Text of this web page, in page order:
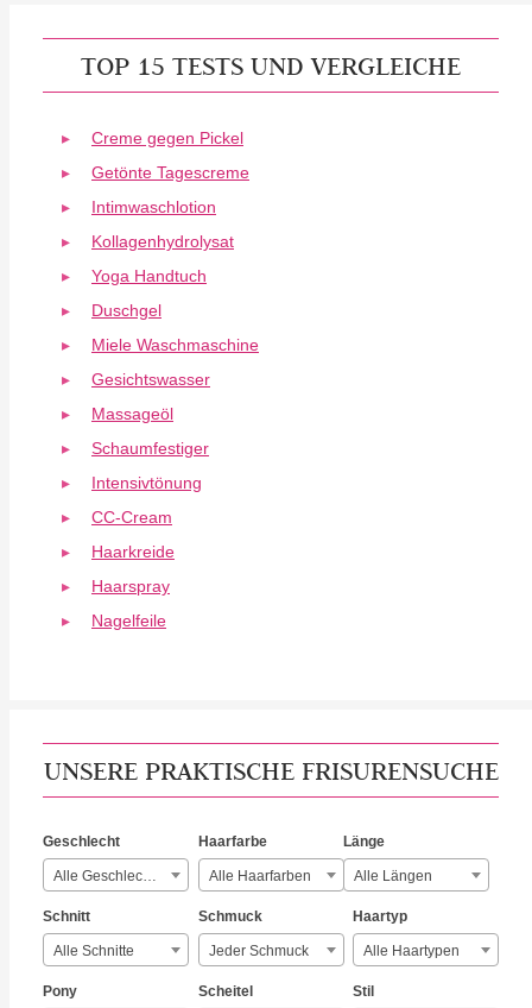
TOP 15 TESTS UND VERGLEICHE
Creme gegen Pickel
Getönte Tagescreme
Intimwaschlotion
Kollagenhydrolysat
Yoga Handtuch
Duschgel
Miele Waschmaschine
Gesichtswasser
Massageöl
Schaumfestiger
Intensivtönung
CC-Cream
Haarkreide
Haarspray
Nagelfeile
UNSERE PRAKTISCHE FRISURENSUCHE
Geschlecht
Alle Geschlechter
Haarfarbe
Alle Haarfarben
Länge
Alle Längen
Schnitt
Alle Schnitte
Schmuck
Jeder Schmuck
Haartyp
Alle Haartypen
Pony Scheitel Stil